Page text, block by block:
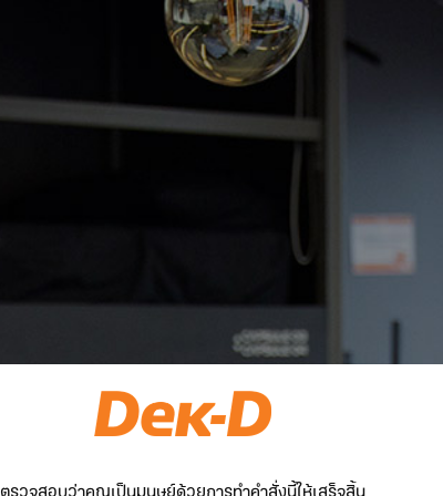
ตรวจสอบว่าคุณเป็นมนุษย์ด้วยการทำคำสั่งนี้ให้เสร็จสิ้น